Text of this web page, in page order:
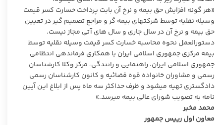
«هر گونه افزایش حق بیمه و نرخ آن بابت پرداخت خسارت کسر قیمت
وسیله نقلیه توسط شرکتهای بیمه گر و مراجع تصمیم گیر در تعیین
حق بیمه و نرخ آن در سال جاری و سال های آتی مجاز نیست.
دستورالعمل نحوه محاسبه خسارت کسر قیمت وسیله نقلیه توسط
بیمه مرکزی جمهوری اسلامی ایران با همکاری فرماندهی انتظامی
جمهوری اسلامی ایران، راهنمایی و رانندگی، مرکز وکلا کارشناسان
رسمی و مشاوران خانواده قوه قضائیه و کانون کارشناسان رسمی
دادگستری تهیه میشود و ظرف حداکثر سه ماه پس از ابلاغ این آیین
نامه به تصویب شورای عالی بیمه میرسد.»
محمد مخبر
معاون اول رییس جمهور